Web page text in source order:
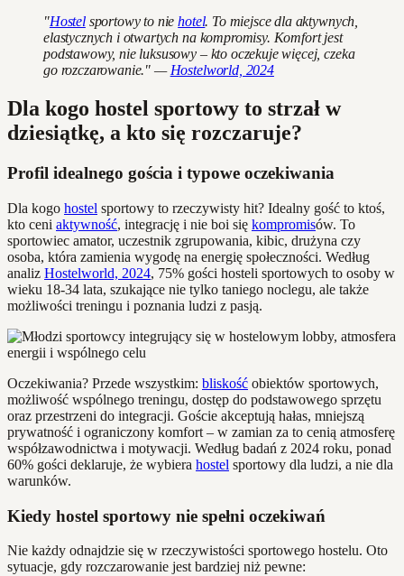
"Hostelsportowy to niehotel. To miejsce dla aktywnych,
elastycznych i otwartych na kompromisy. Komfort jest
podstawowy, nie luksusowy – kto oczekuje więcej, czeka
go rozczarowanie." — Hostelworld, 2024
Dla kogo hostel sportowy to strzał w
dziesiątkę, a kto się rozczaruje?
Profil idealnego gościa i typowe oczekiwania
Dla kogo hostel sportowy to rzeczywisty hit? Idealny gość to ktoś,
kto ceni aktywność, integrację i nie boi się kompromisów. To
sportowiec amator, uczestnik zgrupowania, kibic, drużyna czy
osoba, która zamienia wygodę na energię społeczności. Według
analiz Hostelworld, 2024, 75% gości hosteli sportowych to osoby w
wieku 18-34 lata, szukające nie tylko taniego noclegu, ale także
możliwości treningu i poznania ludzi z pasją.
Oczekiwania? Przede wszystkim: bliskość obiektów sportowych,
możliwość wspólnego treningu, dostęp do podstawowego sprzętu
oraz przestrzeni do integracji. Goście akceptują hałas, mniejszą
prywatność i ograniczony komfort – w zamian za to cenią atmosferę
współzawodnictwa i motywacji. Według badań z 2024 roku, ponad
60% gości deklaruje, że wybiera hostel sportowy dla ludzi, a nie dla
warunków.
Kiedy hostel sportowy nie spełni oczekiwań
Nie każdy odnajdzie się w rzeczywistości sportowego hostelu. Oto
sytuacje, gdy rozczarowanie jest bardziej niż pewne: